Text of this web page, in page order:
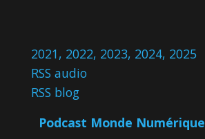
2021, 2022, 2023, 2024, 2025
RSS audio
RSS blog
Podcast Monde Numérique